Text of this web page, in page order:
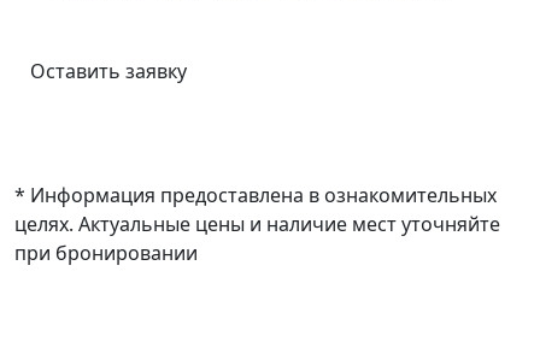
Оставить заявку
* Информация предоставлена в ознакомительных
целях. Актуальные цены и наличие мест уточняйте
при бронировании